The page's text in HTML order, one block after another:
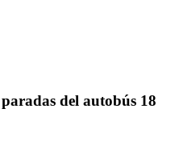
del autobús 18